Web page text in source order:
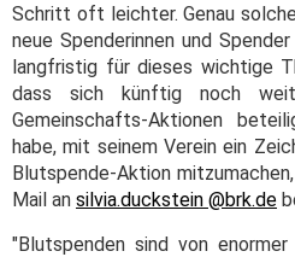
Schritt oft leichter. Genau
neue Spenderinnen und
langfristig für dieses wichtige
dass sich künftig noch
Gemeinschafts-Aktionen
habe, mit seinem Verein ein
Blutspende-Aktion
Mail an silvia.duckstein @brk.de
"Blutspenden sind von